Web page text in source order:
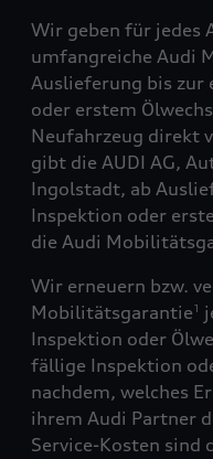
Wir geben für jedes
umfangreiche Audi
Auslieferung bis zur
oder erstem
Neufahrzeug direkt
gibt die AUDI AG,
Ingolstadt, ab
Inspektion oder
die Audi
Wir erneuern bzw.
Mobilitätsgarantie1
Inspektion oder
fällige Inspektion
nachdem, welches
ihrem Audi Partner
Service-Kosten sind